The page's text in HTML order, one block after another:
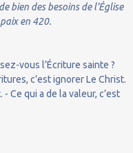
bien des besoins de l’Église
en 420.
vous l’Écriture sainte ?
c’est ignorer Le Christ.
Ce qui a de la valeur, c’est